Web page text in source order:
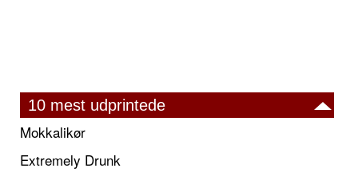
10 mest udprintede
Mokkalikør
Extremely Drunk